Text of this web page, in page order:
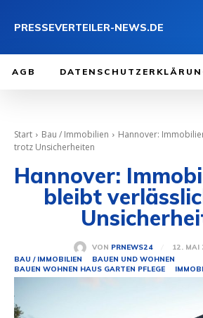
PRESSEVERTEILER-NEWS.DE
AGB
Start Bau / Immobilien
Hannover:
trotz Unsicherheiten
Hannover:
bleibt
VON PRNEWS24
12. MAI
BAU / IMMOBILIEN
BAUEN UND WOHNEN
BAUEN WOHNEN HAUS GARTEN PFLEGE